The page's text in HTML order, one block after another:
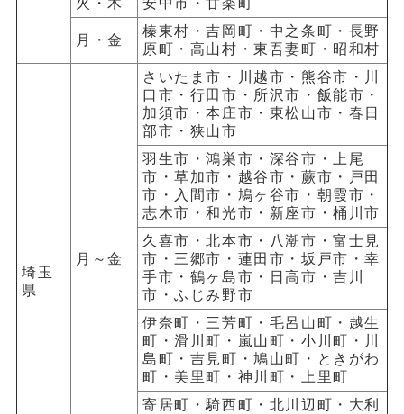
火・木 安中市・甘楽町
月・金
榛東村・吉岡町・中之条町・長野
原町・高山村・東吾妻町・昭和村
埼玉
県
月～金
さいたま市・川越市・熊谷市・川
口市・行田市・所沢市・飯能市・
加須市・本庄市・東松山市・春日
部市・狭山市
羽生市・鴻巣市・深谷市・上尾
市・草加市・越谷市・蕨市・戸田
市・入間市・鳩ヶ谷市・朝霞市・
志木市・和光市・新座市・桶川市
久喜市・北本市・八潮市・富士見
市・三郷市・蓮田市・坂戸市・幸
手市・鶴ヶ島市・日高市・吉川
市・ふじみ野市
伊奈町・三芳町・毛呂山町・越生
町・滑川町・嵐山町・小川町・川
島町・吉見町・鳩山町・ときがわ
町・美里町・神川町・上里町
寄居町・騎西町・北川辺町・大利